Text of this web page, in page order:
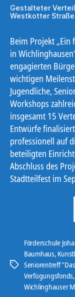
Gestalteter
Westkotter
Beim Projekt „Ein
in
engagierten
wichtigen
Jugendliche,
Workshops
insgesamt 15
Entwürfe
professionell auf
beteiligten
Abschluss des
Stadtteilfest im
Schlagwörter
Förderschule
Baumhaus,
Seniorentreff
Verfügungsfonds,
Wichlinghauser